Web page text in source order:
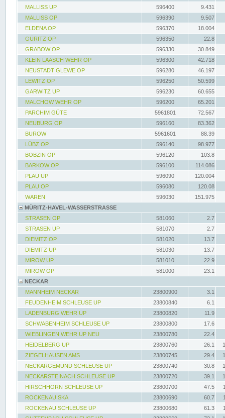
MALLISS UP
596400
9.431
MALLISS OP
596390
9.507
ELDENA OP
596370
18.004
GÜRITZ OP
596350
22.8
GRABOW OP
596330
30.849
KLEIN LAASCH WEHR OP
596300
42.718
NEUSTADT GLEWE OP
596280
46.197
LEWITZ OP
596250
50.599
GARWITZ UP
596230
60.655
MALCHOW WEHR OP
596200
65.201
PARCHIM GÜTE
5961801
72.567
NEUBURG OP
596160
83.362
BUROW
5961601
88.39
LÜBZ OP
596140
98.977
BOBZIN OP
596120
103.8
BARKOW OP
596100
114.086
PLAU UP
596090
120.004
PLAU OP
596080
120.08
WAREN
596030
151.975
MÜRITZ-HAVEL-WASSERSTRASSE
STRASEN OP
581060
2.7
STRASEN UP
581070
2.7
DIEMITZ OP
581020
13.7
DIEMITZ UP
581030
13.7
MIROW UP
581010
22.9
MIROW OP
581000
23.1
NECKAR
MANNHEIM NECKAR
23800900
3.1
FEUDENHEIM SCHLEUSE UP
23800840
6.1
LADENBURG WEHR UP
23800820
11.9
SCHWABENHEIM SCHLEUSE UP
23800800
17.6
WIEBLINGEN WEHR UP NEU
23800780
22.4
HEIDELBERG UP
23800760 26.1
ZIEGELHAUSEN AMS
23800745 29.4
NECKARGEMÜND SCHLEUSE UP
23800740 30.8
NECKARSTEINACH SCHLEUSE UP
23800720 39.1
HIRSCHHORN SCHLEUSE UP
23800700 47.5
ROCKENAU SKA
23800690 60.7
ROCKENAU SCHLEUSE UP
23800680 61.3